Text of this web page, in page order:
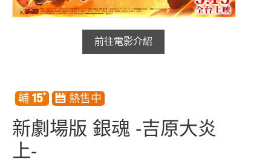
前往電影介紹
新劇場版 銀魂 -吉原大炎
上-
商家介紹
加入iShow
會員活動
會員Q&A